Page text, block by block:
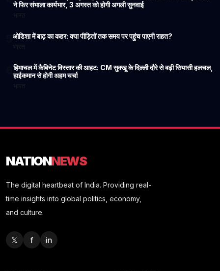
ने फिर संभाला कार्यभार, 3 अगस्त को होगी अगली सुनवाई
ओडिशा में बाढ़ का कहर: क्या पीड़ितों तक समय पर पहुंच पाएगी राहत?
6हिमाचल में कैबिनेट विस्तार की आहट: CM सुक्खू के दिल्ली दौरे से बढ़ी सियासी हलचल,
हाईकमान से होगी अहम चर्चा
NATIONNEWS
The digital heartbeat of India. Providing real-
time insights into global politics, economy,
and culture.
𝕏 f in